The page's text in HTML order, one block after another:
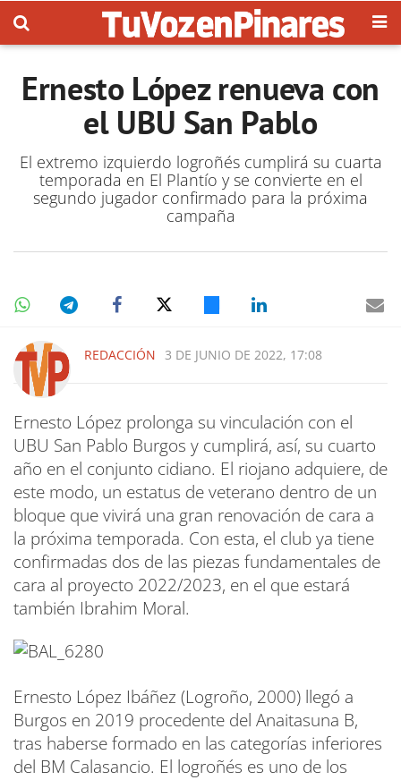
Ernesto López renueva con
el UBU San Pablo
El extremo izquierdo logroñés cumplirá su cuarta
temporada en El Plantío y se convierte en el
segundo jugador confirmado para la próxima
campaña
REDACCIÓN 3 DE JUNIO DE 2022, 17:08
Ernesto López prolonga su vinculación con el
UBU San Pablo Burgos y cumplirá, así, su cuarto
año en el conjunto cidiano. El riojano adquiere, de
este modo, un estatus de veterano dentro de un
bloque que vivirá una gran renovación de cara a
la próxima temporada. Con esta, el club ya tiene
confirmadas dos de las piezas fundamentales de
cara al proyecto 2022/2023, en el que estará
también Ibrahim Moral.
Ernesto López Ibáñez (Logroño, 2000) llegó a
Burgos en 2019 procedente del Anaitasuna B,
tras haberse formado en las categorías inferiores
del BM Calasancio. El logroñés es uno de los